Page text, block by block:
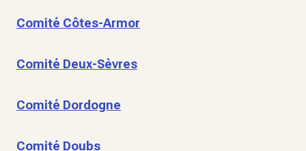
Comité Côtes-Armor
Comité Deux-Sèvres
Comité Dordogne
Comité Doubs